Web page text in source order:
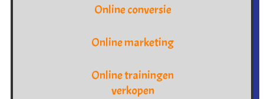
Online conversie
Online marketing
Online trainingen
verkopen